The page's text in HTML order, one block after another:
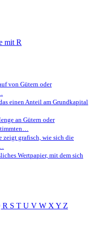
mit R
von Gütern oder
einen Anteil am Grundkapital
an Gütern oder
zeigt grafisch, wie sich die
Wertpapier, mit dem sich
R S T U V W X Y Z